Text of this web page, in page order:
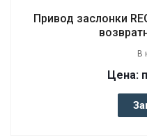
Привод заслонки
В
Цена: